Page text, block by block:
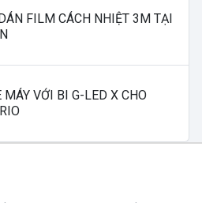
FILM CÁCH NHIỆT 3M TẠI
VỚI BI G-LED X CHO